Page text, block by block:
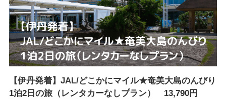
【伊丹発着】JAL/どこかにマイル★奄美大島のんびり
1泊2日の旅（レンタカーなしプラン） 13,790円